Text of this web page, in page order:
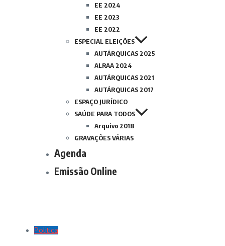
EE 2024
EE 2023
EE 2022
ESPECIAL ELEIÇÕES
AUTÁRQUICAS 2025
ALRAA 2024
AUTÁRQUICAS 2021
AUTÁRQUICAS 2017
ESPAÇO JURÍDICO
SAÚDE PARA TODOS
Arquivo 2018
GRAVAÇÕES VÁRIAS
Agenda
Emissão Online
Politica